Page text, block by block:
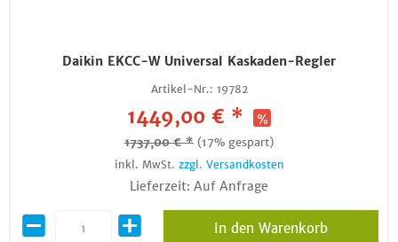
Daikin EKCC-W Universal Kaskaden-Regler
Artikel-Nr.: 19782
1449,00 € *
1737,00 € * (17% gespart)
inkl. MwSt. zzgl. Versandkosten
Lieferzeit: Auf Anfrage
In den Warenkorb